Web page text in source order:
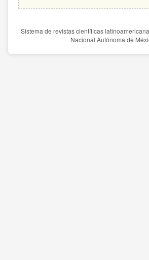
Sistema de revistas científicas
Nacional Autónoma de